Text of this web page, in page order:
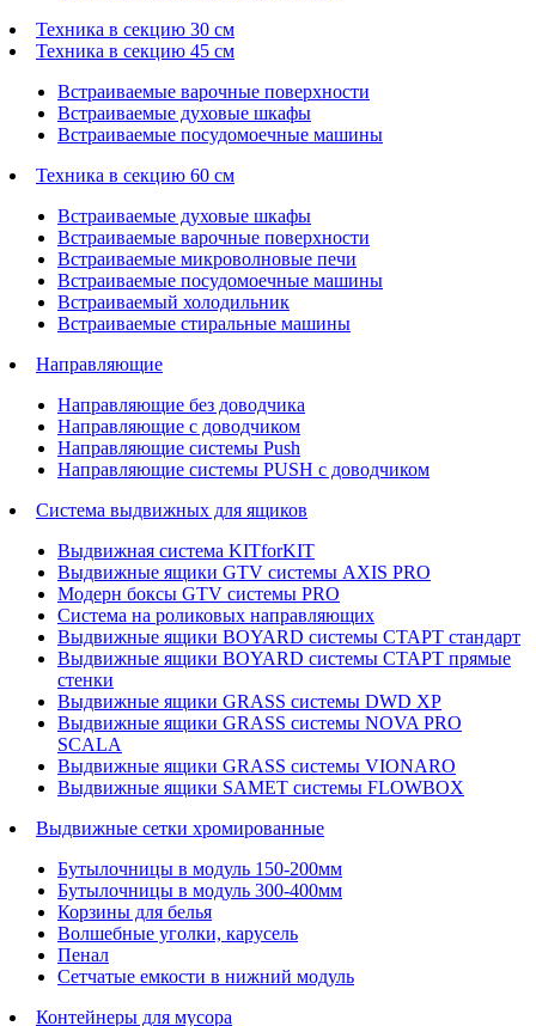
Техника в секцию 30 см
Техника в секцию 45 см
Встраиваемые варочные поверхности
Встраиваемые духовые шкафы
Встраиваемые посудомоечные машины
Техника в секцию 60 см
Встраиваемые духовые шкафы
Встраиваемые варочные поверхности
Встраиваемые микроволновые печи
Встраиваемые посудомоечные машины
Встраиваемый холодильник
Встраиваемые стиральные машины
Направляющие
Направляющие без доводчика
Направляющие с доводчиком
Направляющие системы Push
Направляющие системы PUSH с доводчиком
Система выдвижных для ящиков
Выдвижная система KITforKIT
Выдвижные ящики GTV системы AXIS PRO
Модерн боксы GTV системы PRO
Система на роликовых направляющих
Выдвижные ящики BOYARD системы СТАРТ стандарт
Выдвижные ящики BOYARD системы СТАРТ прямые
стенки
Выдвижные ящики GRASS системы DWD XP
Выдвижные ящики GRASS системы NOVA PRO
SCALA
Выдвижные ящики GRASS системы VIONARO
Выдвижные ящики SAMET системы FLOWBOX
Выдвижные сетки хромированные
Бутылочницы в модуль 150-200мм
Бутылочницы в модуль 300-400мм
Корзины для белья
Волшебные уголки, карусель
Пенал
Cетчатые емкости в нижний модуль
Контейнеры для мусора